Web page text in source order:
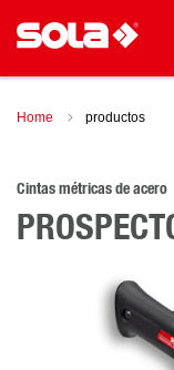
Home productos
Cintas métricas de acero